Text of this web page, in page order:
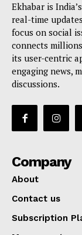
Ekhabar is
real-time
focus on social
connects
its user-centric
engaging news,
discussions.
Company
About
Contact us
Subscription